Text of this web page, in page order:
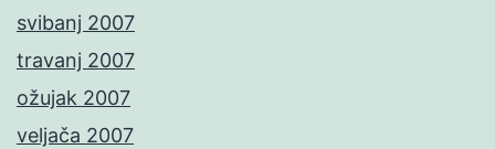
svibanj 2007
travanj 2007
ožujak 2007
veljača 2007